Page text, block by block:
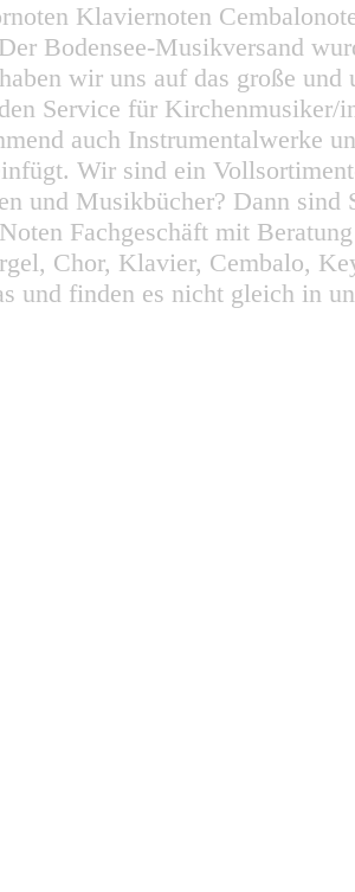
Klaviernoten
Bodensee-Musikversand
wir uns auf das große
Service für
auch Instrumentalwerke
Wir sind ein
und Musikbücher? Dann
Fachgeschäft mit
Chor, Klavier, Cembalo,
und finden es nicht gleich in